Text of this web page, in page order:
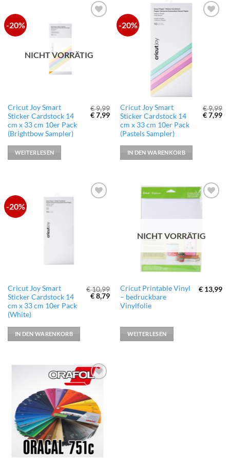
-20%
NICHT VORRÄTIG
Cricut Joy Smart
Sticker Cardstock 14
cm x 33 cm 10er Pack
(Brightbow Sampler)
€9,99
Ursprünglicher
Preis
€7,99Aktueller
Preis
€ 7,99.
WEITERLESEN
-20%
Cricut Joy Smart
Sticker Cardstock 14
cm x 33 cm 10er Pack
(Pastels Sampler)
€9,99
Preis
€7,99
IN DEN WARENKORB
-20%
Cricut Joy Smart
Sticker Cardstock 14
cm x 33 cm 10er Pack
(White)
€10,99
Ursprünglicher
Preis
€8,79Aktueller
Preis
IN DEN WARENKORB
hinzufügen
NICHT VORRÄTIG
Cricut Printable Vinyl
– bedruckbare
Vinylfolie
€ 13,99
WEITERLESEN
zur
Wunschliste
hinzufügen